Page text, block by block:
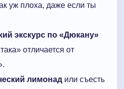
уж плоха, даже если ты
экскурс по «Дюкану»
отличается от
лимонад или съесть